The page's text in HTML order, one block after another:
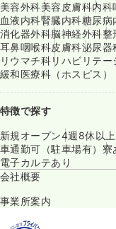
美容外科美容皮膚科内科
血液内科腎臓内科糖尿病
消化器外科脳神経外科整
耳鼻咽喉科皮膚科泌尿器
リウマチ科リハビリテ
緩和医療科（ホスピス）
特徴で探す
新規オープン4週8休以上
車通勤可（駐車場有） 寮
電子カルテあり
会社概要
事業所案内